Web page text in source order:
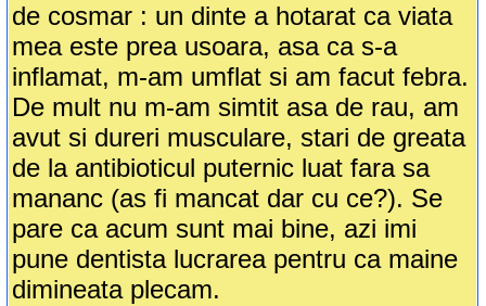
de cosmar : un dinte a hotarat ca viata
mea este prea usoara, asa ca s-a
inflamat, m-am umflat si am facut febra.
De mult nu m-am simtit asa de rau, am
avut si dureri musculare, stari de greata
de la antibioticul puternic luat fara sa
mananc (as fi mancat dar cu ce?). Se
pare ca acum sunt mai bine, azi imi
pune dentista lucrarea pentru ca maine
dimineata plecam.